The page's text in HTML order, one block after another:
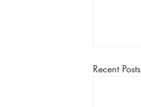
Recent Posts